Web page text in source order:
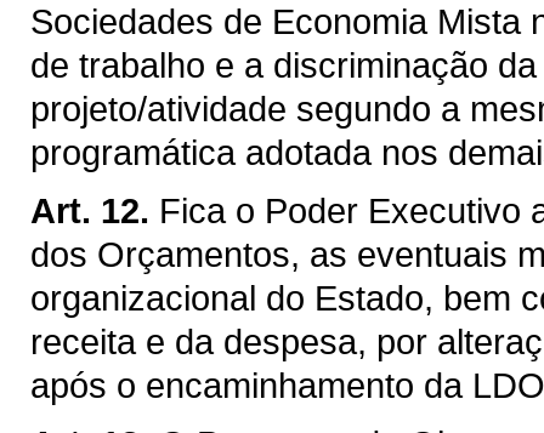
Sociedades de Economia Mista
de trabalho e a discriminação
projeto/atividade segundo a
programática adotada nos
Art. 12. Fica o Poder Executivo
dos Orçamentos, as eventuais
organizacional do Estado, bem
receita e da despesa, por
após o encaminhamento da